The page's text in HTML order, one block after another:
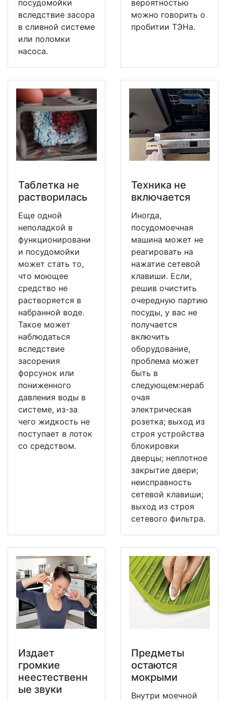
посудомойки
вследствие засора
в сливной системе
или поломки
насоса.
вероятностью
можно говорить о
пробитии ТЭНа.
Таблетка не
растворилась
Еще одной
неполадкой в
функционировани
и посудомойки
может стать то,
что моющее
средство не
растворяется в
набранной воде.
Такое может
наблюдаться
вследствие
засорения
форсунок или
пониженного
давления воды в
системе, из-за
чего жидкость не
поступает в лоток
со средством.
Техника не
включается
Иногда,
посудомоечная
машина может не
реагировать на
нажатие сетевой
клавиши. Если,
решив очистить
очередную партию
посуды, у вас не
получается
включить
оборудование,
проблема может
быть в
следующем:нераб
очая
электрическая
розетка; выход из
строя устройства
блокировки
дверцы; неплотное
закрытие двери;
неисправность
сетевой клавиши;
выход из строя
сетевого фильтра.
Издает
громкие
неестественн
ые звуки
Предметы
остаются
мокрыми
Внутри моечной